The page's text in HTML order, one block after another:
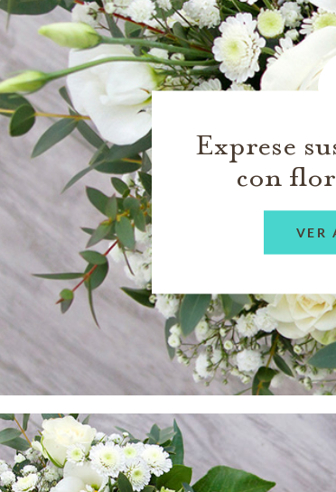
Exprese
con
VER